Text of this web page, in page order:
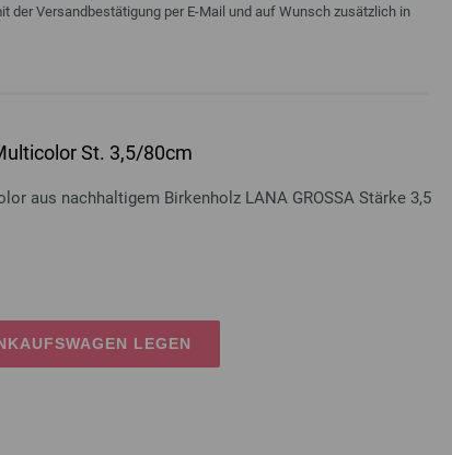
der Versandbestätigung per E-Mail und auf Wunsch zusätzlich in
St. 3,5/80cm
aus nachhaltigem Birkenholz LANA GROSSA Stärke 3,5
LEGEN